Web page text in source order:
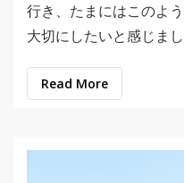
行き、たまにはこのよ
大切にしたいと感じま
Read More